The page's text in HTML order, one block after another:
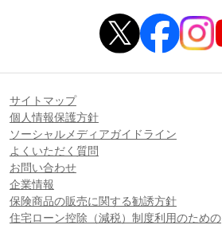
サイトマップ
個人情報保護方針
ソーシャルメディアガイドライン
よくいただく質問
お問い合わせ
企業情報
保険商品の販売に関する勧誘方針
住宅ローン控除（減税）制度利用のための